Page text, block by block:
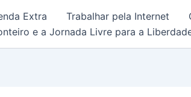
Extra Trabalhar pela Internet
e a Jornada Livre para a